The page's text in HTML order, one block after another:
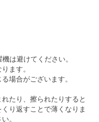
は避けてください。
ます。
場合がございます。
たり、擦られたりすると
り返すことで薄くなりま
。